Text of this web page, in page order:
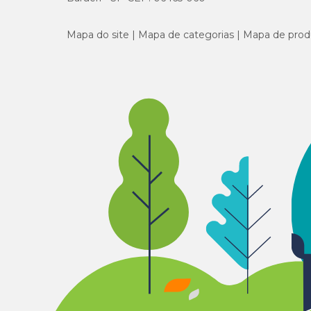
Mapa do site Mapa de categorias Mapa de